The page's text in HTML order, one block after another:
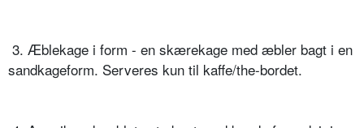
 3. Æblekage i form - en skærekage med æbler bagt i en
sandkageform. Serveres kun til kaffe/the-bordet.